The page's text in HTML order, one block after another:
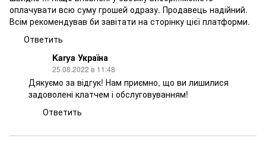
оплачувати всю суму грошей одразу. Продавець надійний.
Всім рекомендував би завітати на сторінку цієї платформи.
Ответить
Karya Україна
25.08.2022 в 11:48
Дякуємо за відгук! Нам приємно, що ви лишилися
задоволені клатчем і обслуговуванням!
Ответить